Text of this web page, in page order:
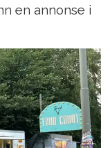
en annonse i